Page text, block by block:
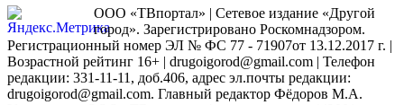
ООО «ТВпортал» | Сетевое издание «Другой
город». Зарегистрировано Роскомнадзором.
Регистрационный номер ЭЛ № ФС 77 - 71907от 13.12.2017 г. |
Возрастной рейтинг 16+ | drugoigorod@gmail.com | Телефон
редакции: 331-11-11, доб.406, адрес эл.почты редакции:
drugoigorod@gmail.com. Главный редактор Фёдоров М.А.